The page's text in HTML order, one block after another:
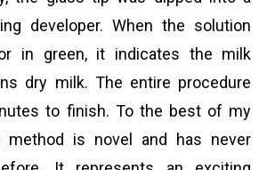
developer. When the solution
in green, it indicates the milk
dry milk. The entire procedure
to finish. To the best of my
method is novel and has never